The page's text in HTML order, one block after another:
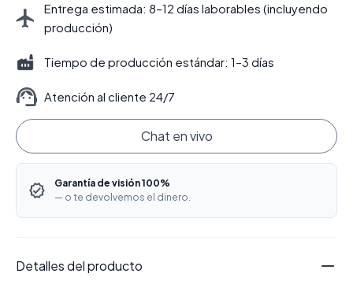
Entrega estimada: 8–12 días laborables (incluyendo
producción)
Tiempo de producción estándar: 1–3 días
Atención al cliente 24/7
Chat en vivo
Garantía de visión 100%
— o te devolvemos el dinero.
Detalles del producto